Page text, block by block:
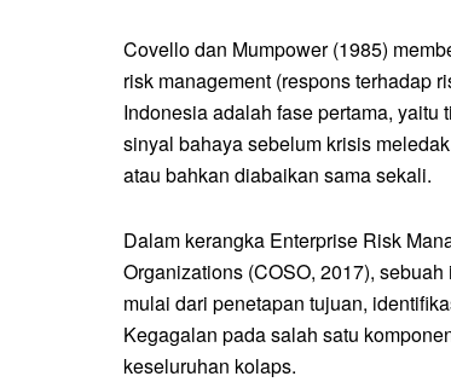
Covello dan Mumpower (1985)
risk management (respons terhadap
Indonesia adalah fase pertama,
sinyal bahaya sebelum krisis
atau bahkan diabaikan sama sekali.
Dalam kerangka Enterprise Risk
Organizations (COSO, 2017),
mulai dari penetapan tujuan,
Kegagalan pada salah satu
keseluruhan kolaps.